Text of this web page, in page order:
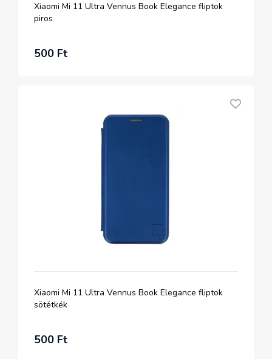
Xiaomi Mi 11 Ultra Vennus Book Elegance fliptok
piros
500 Ft
Xiaomi Mi 11 Ultra Vennus Book Elegance fliptok
sötétkék
500 Ft